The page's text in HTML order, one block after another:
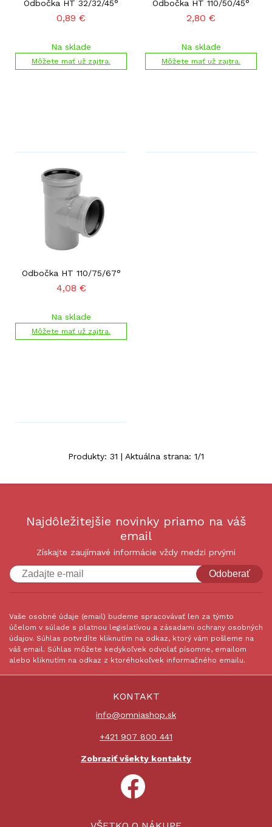
Odbočka HT 32/32/45°
0,89 €
Na sklade
Môžete mať už zajtra.
Odbočka HT 110/50/45°
2,80 €
Na sklade
Môžete mať už zajtra.
Odbočka HT 110/75/67°
4,08 €
Na sklade
Môžete mať už zajtra.
Produkty: 31 | Aktuálna strana: 1/1
Najdôležitejšie novinky priamo na váš
email
Získajte zaujímavé informácie vždy medzi prvými
Odoberať
Vaše osobné údaje (email) budeme spracovávať len za týmto
účelom v súlade s platnou legislatívou a zásadami ochrany osobných
údajov. Súhlas potvrdíte kliknutím na odkaz, ktorý vám pošleme na
váš email. Súhlas môžete kedykoľvek odvolať písomne, emailom
alebo kliknutím na odkaz z ktoréhokoľvek informačného emailu.
KONTAKT
info@omniashop.sk
+421 907 800 441
Zobraziť všekty kontakty